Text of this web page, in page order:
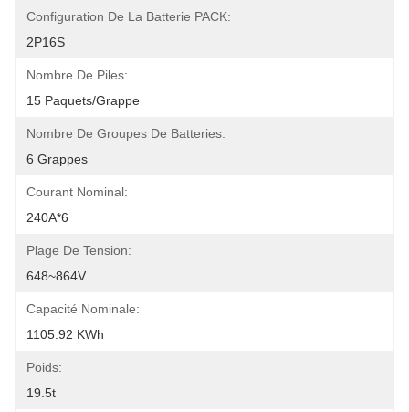
Configuration De La Batterie PACK:
2P16S
Nombre De Piles:
15 Paquets/grappe
Nombre De Groupes De Batteries:
6 Grappes
Courant Nominal:
240A*6
Plage De Tension:
648~864V
Capacité Nominale:
1105.92 KWh
Poids:
19.5t